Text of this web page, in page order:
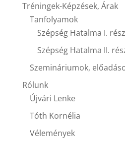
Tréningek-Képzések, Árak
Tanfolyamok
Szépség Hatalma I. rész
Szépség Hatalma II.
Szemináriumok,
Rólunk
Újvári Lenke
Tóth Kornélia
Vélemények